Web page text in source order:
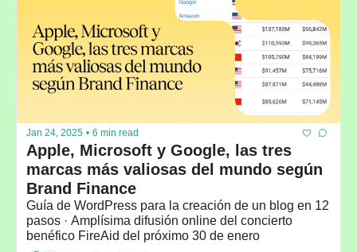
Jan 24, 2025 • 6 min read
Apple, Microsoft y Google, las tres
marcas más valiosas del mundo según
Brand Finance
Guía de WordPress para la creación de un blog en 12
pasos · Amplísima difusión online del concierto
benéfico FireAid del próximo 30 de enero